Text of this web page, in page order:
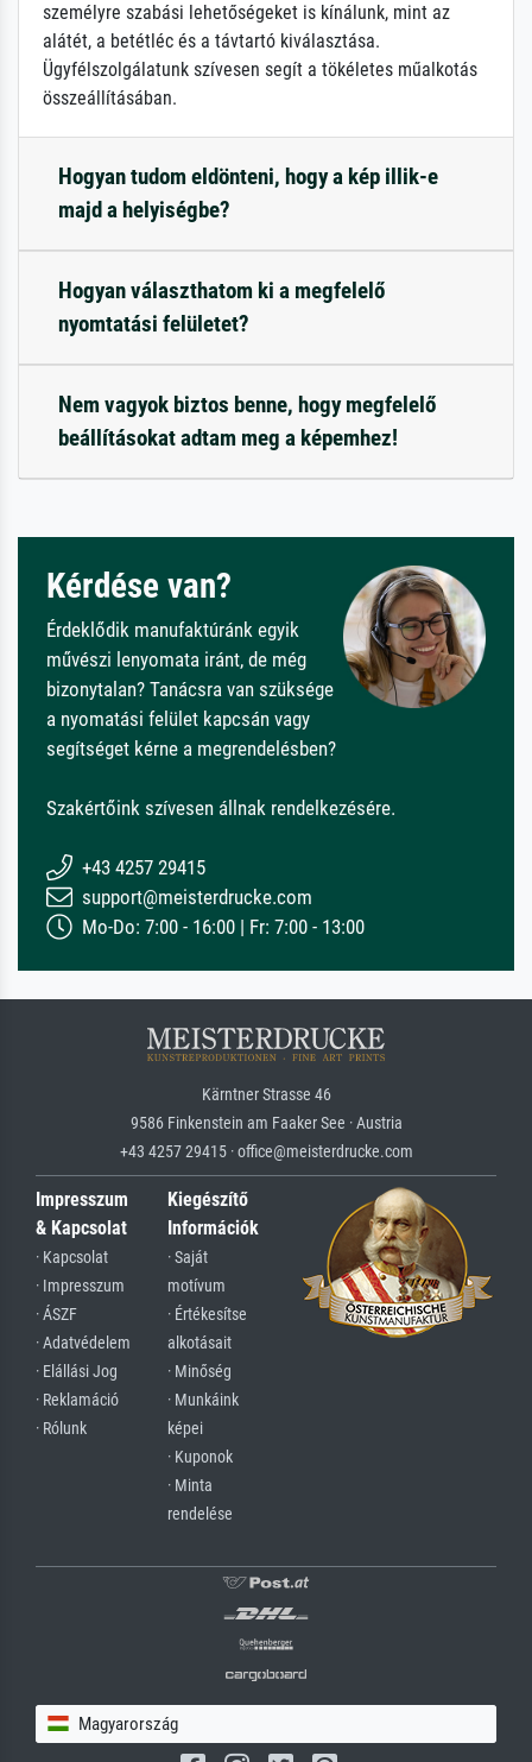
személyre szabási lehetőségeket is kínálunk, mint az
alátét, a betétléc és a távtartó kiválasztása.
Ügyfélszolgálatunk szívesen segít a tökéletes műalkotás
összeállításában.
Hogyan tudom eldönteni, hogy a kép illik-e
majd a helyiségbe?
Hogyan választhatom ki a megfelelő
nyomtatási felületet?
Nem vagyok biztos benne, hogy megfelelő
beállításokat adtam meg a képemhez!
Kérdése van?
Érdeklődik manufaktúránk egyik
művészi lenyomata iránt, de még
bizonytalan? Tanácsra van szüksége
a nyomatási felület kapcsán vagy
segítséget kérne a megrendelésben?
Szakértőink szívesen állnak rendelkezésére.
+43 4257 29415
support@meisterdrucke.com
Mo-Do: 7:00 - 16:00 | Fr: 7:00 - 13:00
Kärntner Strasse 46
9586 Finkenstein am Faaker See · Austria
+43 4257 29415 · office@meisterdrucke.com
Impresszum
& Kapcsolat
· Kapcsolat
· Impresszum
· ÁSZF
· Adatvédelem
· Elállási Jog
· Reklamáció
· Rólunk
Kiegészítő
Információk
· Saját
motívum
· Értékesítse
alkotásait
· Minőség
· Munkáink
képei
· Kuponok
· Minta
rendelése
Magyarország